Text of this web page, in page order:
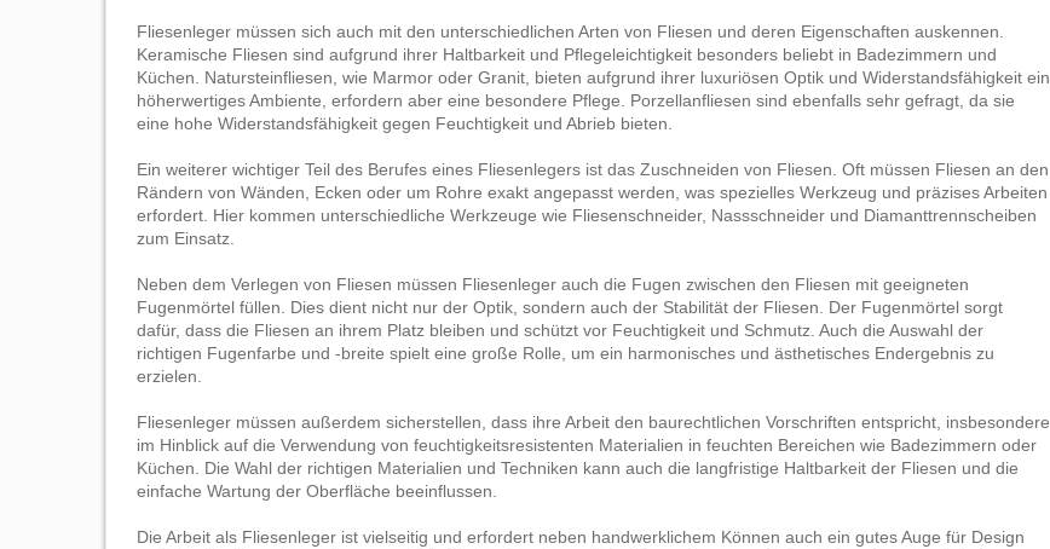
Fliesenleger müssen sich auch mit den unterschiedlichen Arten von Fliesen und deren Eigenschaften auskennen.
Keramische Fliesen sind aufgrund ihrer Haltbarkeit und Pflegeleichtigkeit besonders beliebt in Badezimmern und
Küchen. Natursteinfliesen, wie Marmor oder Granit, bieten aufgrund ihrer luxuriösen Optik und Widerstandsfähigkeit ein
höherwertiges Ambiente, erfordern aber eine besondere Pflege. Porzellanfliesen sind ebenfalls sehr gefragt, da sie
eine hohe Widerstandsfähigkeit gegen Feuchtigkeit und Abrieb bieten.
Ein weiterer wichtiger Teil des Berufes eines Fliesenlegers ist das Zuschneiden von Fliesen. Oft müssen Fliesen an den
Rändern von Wänden, Ecken oder um Rohre exakt angepasst werden, was spezielles Werkzeug und präzises Arbeiten
erfordert. Hier kommen unterschiedliche Werkzeuge wie Fliesenschneider, Nassschneider und Diamanttrennscheiben
zum Einsatz.
Neben dem Verlegen von Fliesen müssen Fliesenleger auch die Fugen zwischen den Fliesen mit geeigneten
Fugenmörtel füllen. Dies dient nicht nur der Optik, sondern auch der Stabilität der Fliesen. Der Fugenmörtel sorgt
dafür, dass die Fliesen an ihrem Platz bleiben und schützt vor Feuchtigkeit und Schmutz. Auch die Auswahl der
richtigen Fugenfarbe und -breite spielt eine große Rolle, um ein harmonisches und ästhetisches Endergebnis zu
erzielen.
Fliesenleger müssen außerdem sicherstellen, dass ihre Arbeit den baurechtlichen Vorschriften entspricht, insbesondere
im Hinblick auf die Verwendung von feuchtigkeitsresistenten Materialien in feuchten Bereichen wie Badezimmern oder
Küchen. Die Wahl der richtigen Materialien und Techniken kann auch die langfristige Haltbarkeit der Fliesen und die
einfache Wartung der Oberfläche beeinflussen.
Die Arbeit als Fliesenleger ist vielseitig und erfordert neben handwerklichem Können auch ein gutes Auge für Design